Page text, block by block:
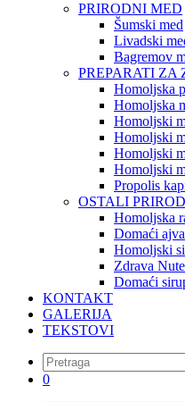
PRIRODNI MED
Šumski med
Livadski
Bagremov
PREPARATI ZA
Homoljska
Homoljska
Homoljski
Homoljski
Homoljski
Homoljski
Propolis
OSTALI
Homoljska
Domaći
Homoljski
Zdrava
Domaći
KONTAKT
GALERIJA
TEKSTOVI
0